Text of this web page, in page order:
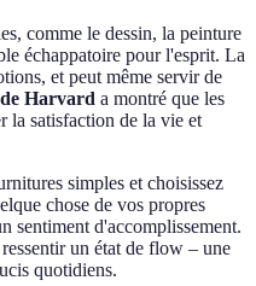
comme le dessin, la peinture
échappatoire pour l'esprit. La
et peut même servir de
Harvard a montré que les
la satisfaction de la vie et
simples et choisissez
chose de vos propres
sentiment d'accomplissement.
un état de flow – une
quotidiens.